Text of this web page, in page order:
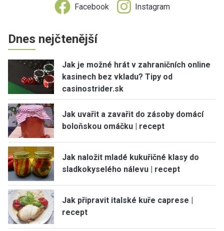
Facebook Instagram
Dnes nejčtenější
Jak je možné hrát v zahraničních online
kasinech bez vkladu? Tipy od
casinostrider.sk
Jak uvařit a zavařit do zásoby domácí
boloňskou omáčku | recept
Jak naložit mladé kukuřičné klasy do
sladkokyselého nálevu | recept
Jak připravit italské kuře caprese |
recept